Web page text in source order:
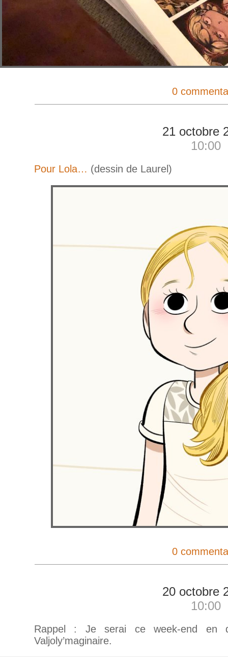
0
21 octobre
10:00
Pour Lola… (dessin de Laurel)
0
20 octobre
10:00
Rappel : Je serai ce week-end en
Valjoly’maginaire.